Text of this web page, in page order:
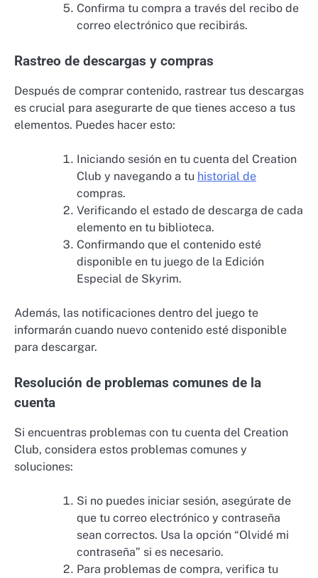
Confirma tu compra a través del recibo de
correo electrónico que recibirás.
Rastreo de descargas y compras
Después de comprar contenido, rastrear tus descargas
es crucial para asegurarte de que tienes acceso a tus
elementos. Puedes hacer esto:
Iniciando sesión en tu cuenta del Creation
Club y navegando a tu historial de
compras.
Verificando el estado de descarga de cada
elemento en tu biblioteca.
Confirmando que el contenido esté
disponible en tu juego de la Edición
Especial de Skyrim.
Además, las notificaciones dentro del juego te
informarán cuando nuevo contenido esté disponible
para descargar.
Resolución de problemas comunes de la
cuenta
Si encuentras problemas con tu cuenta del Creation
Club, considera estos problemas comunes y
soluciones:
Si no puedes iniciar sesión, asegúrate de
que tu correo electrónico y contraseña
sean correctos. Usa la opción “Olvidé mi
contraseña” si es necesario.
Para problemas de compra, verifica tu